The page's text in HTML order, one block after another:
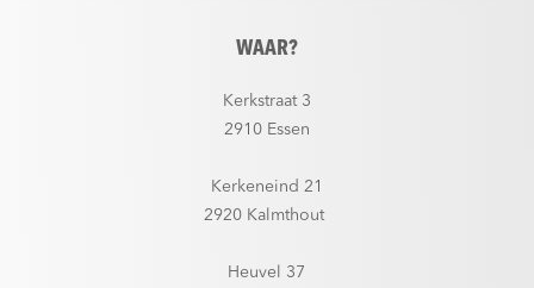
WAAR?
Kerkstraat 3
2910 Essen
Kerkeneind 21
2920 Kalmthout
Heuvel 37